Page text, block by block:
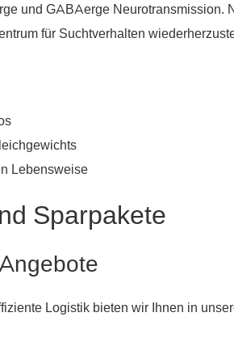
und GABAerge
für Suchtverhalten
Lebensweise
Sparpakete
Logistik bieten wir Ihnen in